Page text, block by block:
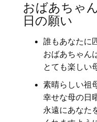
おばあちゃ
日の願い
誰もあなたに
おばあちゃん
とても楽しい
素晴らしい祖
幸せな母の日
永遠にあなた